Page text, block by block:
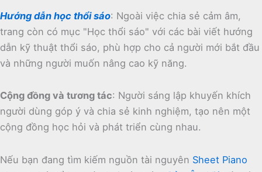
Hướng dẫn học thổi sáo: Ngoài việc chia sẻ cảm âm,
trang còn có mục "Học thổi sáo" với các bài viết hướng
dẫn kỹ thuật thổi sáo, phù hợp cho cả người mới bắt đầu
và những người muốn nâng cao kỹ năng.
Cộng đồng và tương tác: Người sáng lập khuyến khích
người dùng góp ý và chia sẻ kinh nghiệm, tạo nên một
cộng đồng học hỏi và phát triển cùng nhau.
Nếu bạn đang tìm kiếm nguồn tài nguyên Sheet Piano